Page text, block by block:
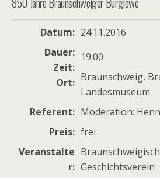
Datum
24.11.2016
Dauer
Zeit
19.00
Ort
Braunschweig,
Landesmuseum
Referent
Moderation:
Preis
frei
Veranstalte
r
Geschichtsverein